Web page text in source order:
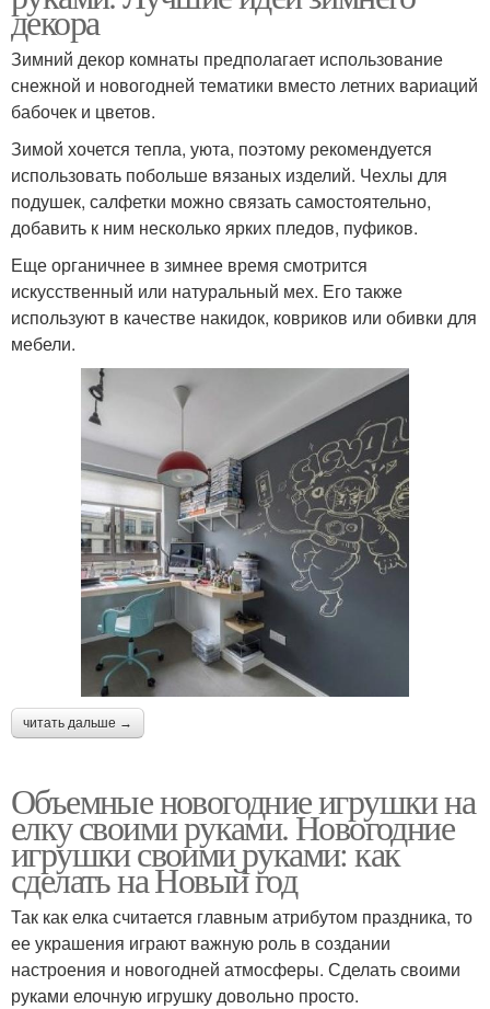
декора
Зимний декор комнаты предполагает использование
снежной и новогодней тематики вместо летних вариаций
бабочек и цветов.
Зимой хочется тепла, уюта, поэтому рекомендуется
использовать побольше вязаных изделий. Чехлы для
подушек, салфетки можно связать самостоятельно,
добавить к ним несколько ярких пледов, пуфиков.
Еще органичнее в зимнее время смотрится
искусственный или натуральный мех. Его также
используют в качестве накидок, ковриков или обивки для
мебели.
читать дальше →
Объемные новогодние игрушки на
елку своими руками. Новогодние
игрушки своими руками: как
сделать на Новый год
Так как елка считается главным атрибутом праздника, то
ее украшения играют важную роль в создании
настроения и новогодней атмосферы. Сделать своими
руками елочную игрушку довольно просто.